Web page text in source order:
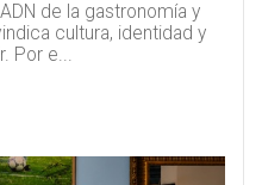
de la gastronomía y
cultura, identidad y
Por e...